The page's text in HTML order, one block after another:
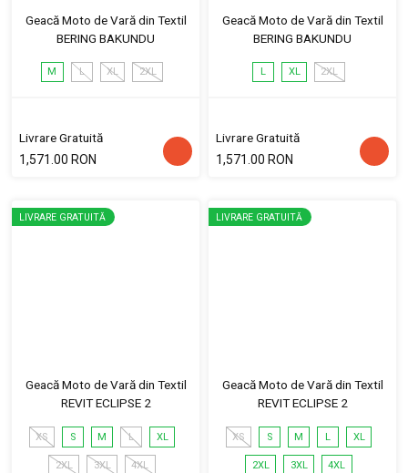
Geacă Moto de Vară din Textil
BERING BAKUNDU
M L XL 2XL
Livrare Gratuită
1,571.00 RON
Geacă Moto de Vară din Textil
BERING BAKUNDU
L XL 2XL
Livrare Gratuită
1,571.00 RON
LIVRARE GRATUITĂ
Geacă Moto de Vară din Textil
REVIT ECLIPSE 2
XS S M L XL
2XL 3XL 4XL
LIVRARE GRATUITĂ
Geacă Moto de Vară din Textil
REVIT ECLIPSE 2
XS S M L XL
2XL 3XL 4XL